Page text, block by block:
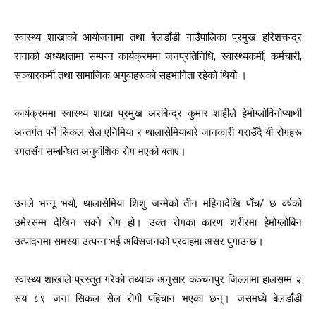
स्वास्थ्य शाखाको आयोजनामा तथा बेलडाँडी गाउँपालिका प्रमुख हरिशचन्द्र
रानाको अध्यक्षतामा सम्पन्न कार्यक्रममा जनप्रतिनिधि, स्वास्थ्यकर्मी, कर्मचारी,
सञ्चारकर्मी तथा सामाजिक अगुवाहरूको सहभागिता रहेको थियो ।
कार्यक्रममा स्वास्थ्य शाखा प्रमुख अरबिन्द्र कुमार शाहीले हेमोग्लोविनोप्याथी
अन्तर्गत पर्ने सिकल सेल एनिमिया र थालासेमियाबारे जानकारी गराउँदै यी रोगहरू
रगतसँग सम्बन्धित अनुवांशिक रोग भएको बताए।
उनले भन्नू भयो, थालासेमिया शिशु जन्मेको तीन महिनादेखि पाँच/ छ वर्षको
उमेरसम्म देखिन सक्ने रोग हो। उक्त रोगका कारण शरीरमा हेमोग्लोबिन
उत्पादनमा समस्या उत्पन्न भई अक्सिजनको प्रवाहमा असर पुगाउन्छ।
स्वास्थ्य शाखाले प्रस्तुत गरेको तथ्यांक अनुसार कञ्चनपुर जिल्लामा हालसम्म २
सय ८९ जना सिकल सेल रोगी पहिचान भएका छन्। जसमध्ये बेलडाँडी